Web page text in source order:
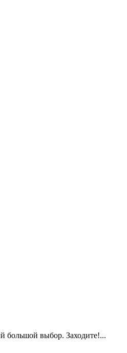
большой выбор. Заходите!...